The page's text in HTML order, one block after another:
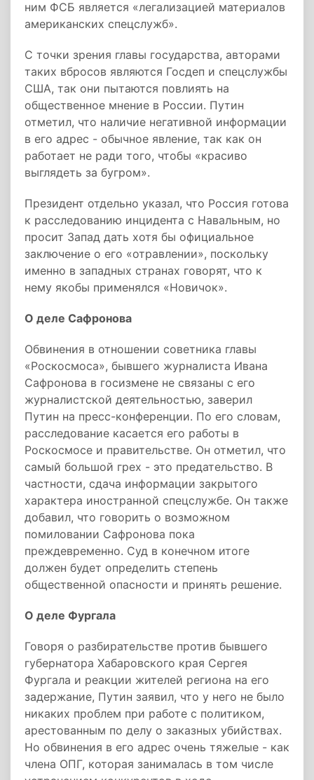
ним ФСБ является «легализацией материалов
американских спецслужб».
С точки зрения главы государства, авторами
таких вбросов являются Госдеп и спецслужбы
США, так они пытаются повлиять на
общественное мнение в России. Путин
отметил, что наличие негативной информации
в его адрес - обычное явление, так как он
работает не ради того, чтобы «красиво
выглядеть за бугром».
Президент отдельно указал, что Россия готова
к расследованию инцидента с Навальным, но
просит Запад дать хотя бы официальное
заключение о его «отравлении», поскольку
именно в западных странах говорят, что к
нему якобы применялся «Новичок».
О деле Сафронова
Обвинения в отношении советника главы
«Роскосмоса», бывшего журналиста Ивана
Сафронова в госизмене не связаны с его
журналистской деятельностью, заверил
Путин на пресс-конференции. По его словам,
расследование касается его работы в
Роскосмосе и правительстве. Он отметил, что
самый большой грех - это предательство. В
частности, сдача информации закрытого
характера иностранной спецслужбе. Он также
добавил, что говорить о возможном
помиловании Сафронова пока
преждевременно. Суд в конечном итоге
должен будет определить степень
общественной опасности и принять решение.
О деле Фургала
Говоря о разбирательстве против бывшего
губернатора Хабаровского края Сергея
Фургала и реакции жителей региона на его
задержание, Путин заявил, что у него не было
никаких проблем при работе с политиком,
арестованным по делу о заказных убийствах.
Но обвинения в его адрес очень тяжелые - как
члена ОПГ, которая занималась в том числе